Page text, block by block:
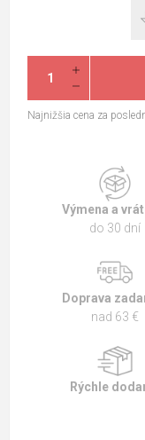
Najnižšia cena za
Výmena a
do 30 dní
Doprava
nad 63 €
Rýchle